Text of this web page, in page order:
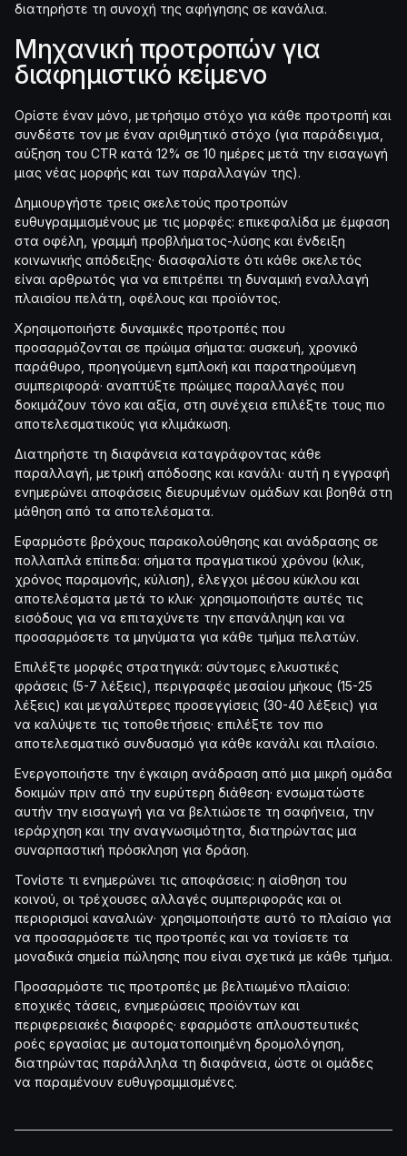
διατηρήστε τη συνοχή της αφήγησης σε κανάλια.
Μηχανική προτροπών για
διαφημιστικό κείμενο
Ορίστε έναν μόνο, μετρήσιμο στόχο για κάθε προτροπή και
συνδέστε τον με έναν αριθμητικό στόχο (για παράδειγμα,
αύξηση του CTR κατά 12% σε 10 ημέρες μετά την εισαγωγή
μιας νέας μορφής και των παραλλαγών της).
Δημιουργήστε τρεις σκελετούς προτροπών
ευθυγραμμισμένους με τις μορφές: επικεφαλίδα με έμφαση
στα οφέλη, γραμμή προβλήματος-λύσης και ένδειξη
κοινωνικής απόδειξης· διασφαλίστε ότι κάθε σκελετός
είναι αρθρωτός για να επιτρέπει τη δυναμική εναλλαγή
πλαισίου πελάτη, οφέλους και προϊόντος.
Χρησιμοποιήστε δυναμικές προτροπές που
προσαρμόζονται σε πρώιμα σήματα: συσκευή, χρονικό
παράθυρο, προηγούμενη εμπλοκή και παρατηρούμενη
συμπεριφορά· αναπτύξτε πρώιμες παραλλαγές που
δοκιμάζουν τόνο και αξία, στη συνέχεια επιλέξτε τους πιο
αποτελεσματικούς για κλιμάκωση.
Διατηρήστε τη διαφάνεια καταγράφοντας κάθε
παραλλαγή, μετρική απόδοσης και κανάλι· αυτή η εγγραφή
ενημερώνει αποφάσεις διευρυμένων ομάδων και βοηθά στη
μάθηση από τα αποτελέσματα.
Εφαρμόστε βρόχους παρακολούθησης και ανάδρασης σε
πολλαπλά επίπεδα: σήματα πραγματικού χρόνου (κλικ,
χρόνος παραμονής, κύλιση), έλεγχοι μέσου κύκλου και
αποτελέσματα μετά το κλικ· χρησιμοποιήστε αυτές τις
εισόδους για να επιταχύνετε την επανάληψη και να
προσαρμόσετε τα μηνύματα για κάθε τμήμα πελατών.
Επιλέξτε μορφές στρατηγικά: σύντομες ελκυστικές
φράσεις (5-7 λέξεις), περιγραφές μεσαίου μήκους (15-25
λέξεις) και μεγαλύτερες προσεγγίσεις (30-40 λέξεις) για
να καλύψετε τις τοποθετήσεις· επιλέξτε τον πιο
αποτελεσματικό συνδυασμό για κάθε κανάλι και πλαίσιο.
Ενεργοποιήστε την έγκαιρη ανάδραση από μια μικρή ομάδα
δοκιμών πριν από την ευρύτερη διάθεση· ενσωματώστε
αυτήν την εισαγωγή για να βελτιώσετε τη σαφήνεια, την
ιεράρχηση και την αναγνωσιμότητα, διατηρώντας μια
συναρπαστική πρόσκληση για δράση.
Τονίστε τι ενημερώνει τις αποφάσεις: η αίσθηση του
κοινού, οι τρέχουσες αλλαγές συμπεριφοράς και οι
περιορισμοί καναλιών· χρησιμοποιήστε αυτό το πλαίσιο για
να προσαρμόσετε τις προτροπές και να τονίσετε τα
μοναδικά σημεία πώλησης που είναι σχετικά με κάθε τμήμα.
Προσαρμόστε τις προτροπές με βελτιωμένο πλαίσιο:
εποχικές τάσεις, ενημερώσεις προϊόντων και
περιφερειακές διαφορές· εφαρμόστε απλουστευτικές
ροές εργασίας με αυτοματοποιημένη δρομολόγηση,
διατηρώντας παράλληλα τη διαφάνεια, ώστε οι ομάδες
να παραμένουν ευθυγραμμισμένες.